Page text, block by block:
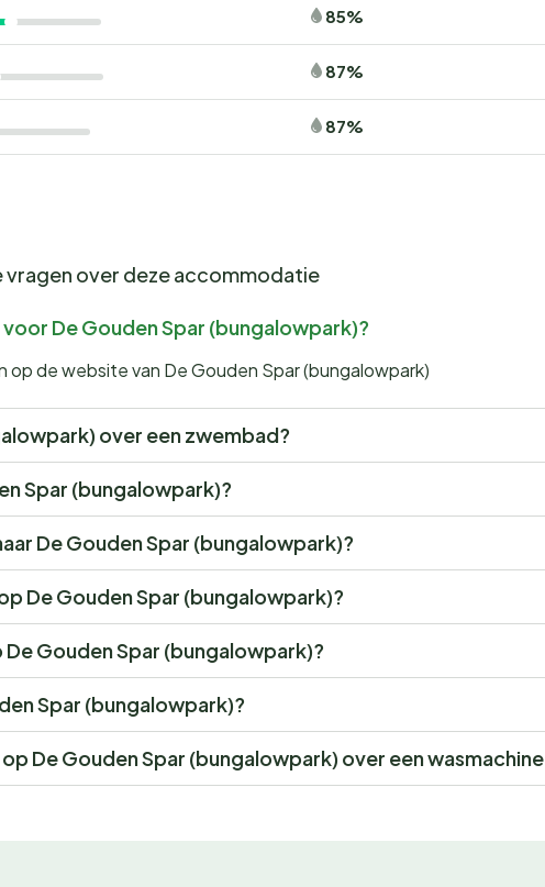
85%
87%
87%
over deze accommodatie
De Gouden Spar (bungalowpark)?
de website van De Gouden Spar (bungalowpark)
over een zwembad?
Spar (bungalowpark)?
De Gouden Spar (bungalowpark)?
De Gouden Spar (bungalowpark)?
Gouden Spar (bungalowpark)?
Spar (bungalowpark)?
De Gouden Spar (bungalowpark) over een